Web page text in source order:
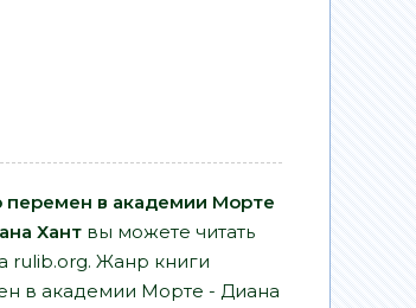
перемен в академии Морте
Хант вы можете читать
rulib.org. Жанр книги
в академии Морте - Диана